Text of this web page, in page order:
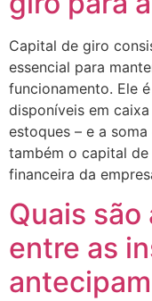
Capital de giro
essencial para
funcionamento. Ele
disponíveis em
estoques – e a
também o capital
financeira da
Quais
entre as